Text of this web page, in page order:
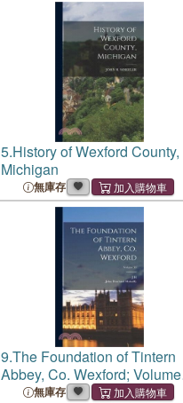
5.History of Wexford County,
Michigan
無庫存
9.The Foundation of Tintern
Abbey, Co. Wexford; Volume
無庫存